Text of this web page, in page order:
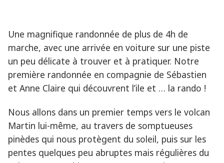
Une magnifique randonnée de plus de 4h de
marche, avec une arrivée en voiture sur une piste
un peu délicate à trouver et à pratiquer. Notre
première randonnée en compagnie de Sébastien
et Anne Claire qui découvrent l’ile et … la rando !
Nous allons dans un premier temps vers le volcan
Martin lui-même, au travers de somptueuses
pinèdes qui nous protègent du soleil, puis sur les
pentes quelques peu abruptes mais régulières du